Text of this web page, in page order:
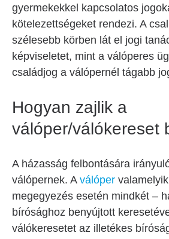
gyermekekkel kapcsolatos
kötelezettségeket rendezi. A
szélesebb körben lát el jogi
képviseletet, mint a válóperes
családjog a válópernél tágabb
Hogyan zajlik a
válóper/válókereset
A házasság felbontására
válópernek. A válóper
megegyezés esetén mindkét –
bírósághoz benyújtott
válókeresetet az illetékes